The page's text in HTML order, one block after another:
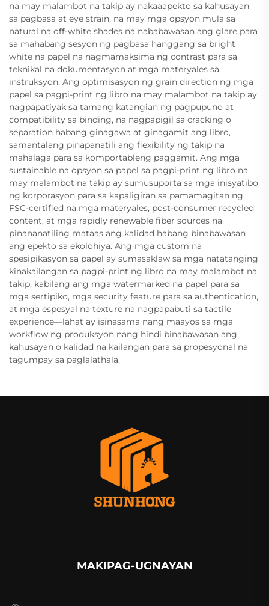
na may malambot na takip ay nakaaapekto sa kahusayan
sa pagbasa at eye strain, na may mga opsyon mula sa
natural na off-white shades na nababawasan ang glare para
sa mahabang sesyon ng pagbasa hanggang sa bright
white na papel na nagmamaksima ng contrast para sa
teknikal na dokumentasyon at mga materyales sa
instruksyon. Ang optimisasyon ng grain direction ng mga
papel sa pagpi-print ng libro na may malambot na takip ay
nagpapatiyak sa tamang katangian ng pagpupuno at
compatibility sa binding, na nagpapigil sa cracking o
separation habang ginagawa at ginagamit ang libro,
samantalang pinapanatili ang flexibility ng takip na
mahalaga para sa komportableng paggamit. Ang mga
sustainable na opsyon sa papel sa pagpi-print ng libro na
may malambot na takip ay sumusuporta sa mga inisyatibo
ng korporasyon para sa kapaligiran sa pamamagitan ng
FSC-certified na mga materyales, post-consumer recycled
content, at mga rapidly renewable fiber sources na
pinananatiling mataas ang kalidad habang binabawasan
ang epekto sa ekolohiya. Ang mga custom na
spesipikasyon sa papel ay sumasaklaw sa mga natatanging
kinakailangan sa pagpi-print ng libro na may malambot na
takip, kabilang ang mga watermarked na papel para sa
mga sertipiko, mga security feature para sa authentication,
at mga espesyal na texture na nagpapabuti sa tactile
experience—lahat ay isinasama nang maayos sa mga
workflow ng produksyon nang hindi binabawasan ang
kahusayan o kalidad na kailangan para sa propesyonal na
tagumpay sa paglalathala.
MAKIPAG-UGNAYAN